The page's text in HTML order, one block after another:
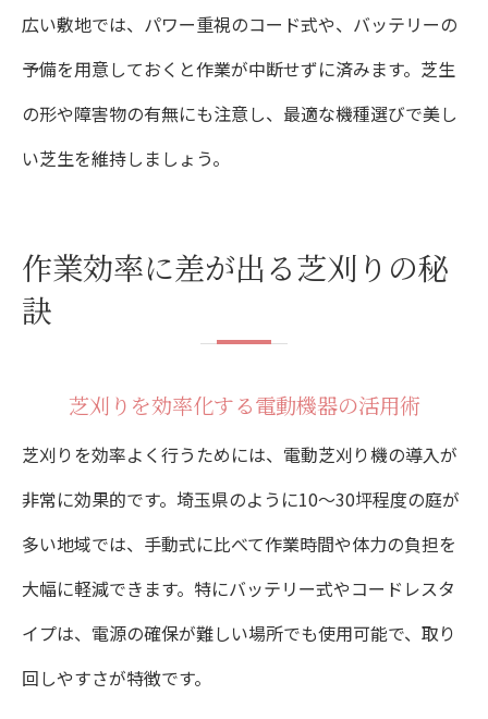
広い敷地では、パワー重視のコード式や、バッテリーの
予備を用意しておくと作業が中断せずに済みます。芝生
の形や障害物の有無にも注意し、最適な機種選びで美し
い芝生を維持しましょう。
作業効率に差が出る芝刈りの秘
訣
芝刈りを効率化する電動機器の活用術
芝刈りを効率よく行うためには、電動芝刈り機の導入が
非常に効果的です。埼玉県のように10〜30坪程度の庭が
多い地域では、手動式に比べて作業時間や体力の負担を
大幅に軽減できます。特にバッテリー式やコードレスタ
イプは、電源の確保が難しい場所でも使用可能で、取り
回しやすさが特徴です。